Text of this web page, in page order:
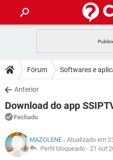
CELULAR
OUTLOOK
INSTAGRAM
GUIA DE COMPRAS
DICAS
JOGOS
OUTLOOK
INSTAGRAM
GUIA DE COMPRAS
DOWNLOADS
JOGOS
CELULAR
OUTLOOK
INSTAGRAM
FÓRUM
JOGOS
CELULAR
GLOSSÁRIO
JOGOS
Fórum Softwares e
Anterior
Download do app
Fechado
MAZOLENE - Atualizado em
Perfil bloqueado - 21 out